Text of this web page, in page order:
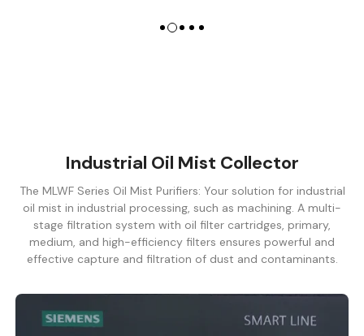
Industrial Oil Mist Collector
The MLWF Series Oil Mist Purifiers: Your solution for industrial
oil mist in industrial processing, such as machining. A multi-
stage filtration system with oil filter cartridges, primary,
medium, and high-efficiency filters ensures powerful and
effective capture and filtration of dust and contaminants.